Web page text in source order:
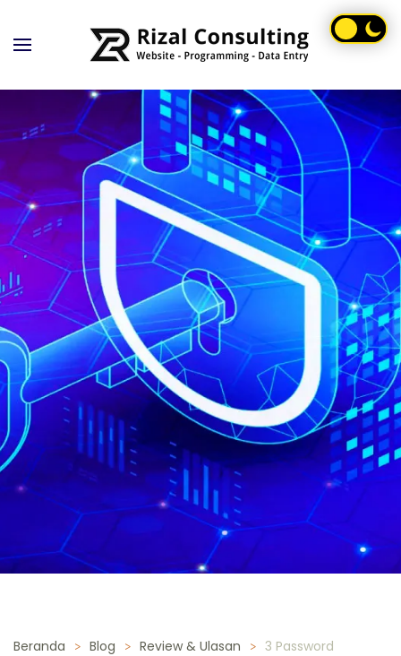
Skip to main content
Beranda Blog Review & Ulasan
3 Password